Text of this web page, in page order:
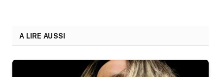
A LIRE AUSSI